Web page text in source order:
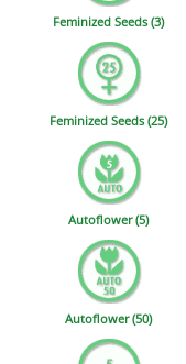
Feminized Seeds (3)
Feminized Seeds (25)
Autoflower (5)
Autoflower (50)